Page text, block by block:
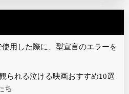
用した際に、型宣言のエラーを
られる泣ける映画おすすめ10選
ち